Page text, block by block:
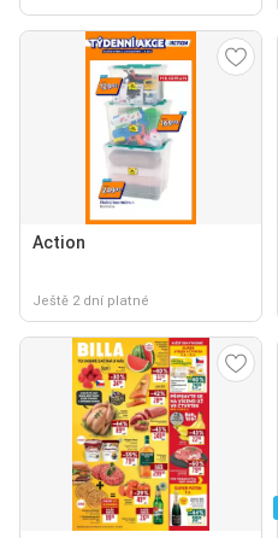
Action
Ještě 2 dní platné